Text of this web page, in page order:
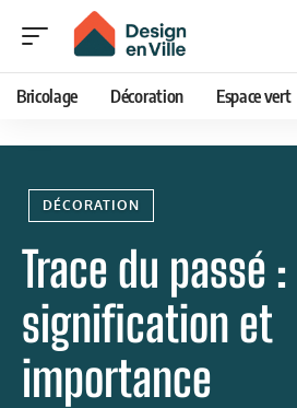
Bricolage Décoration Espace vert
DÉCORATION
Trace du passé :
signification et
importance